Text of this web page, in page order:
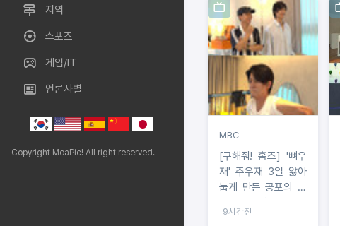
지역
스포츠
게임/IT
언론사별
Copyright MoaPic! All right reserved.
MBC
[구해줘! 홈즈] '뼈우
재' 주우재 3일 앓아
눕게 만든 공포의 운
9시간전